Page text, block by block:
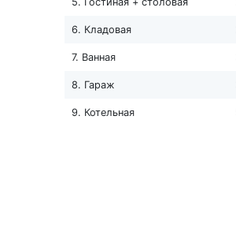
6. Кладовая
7. Ванная
8. Гараж
9. Котельная